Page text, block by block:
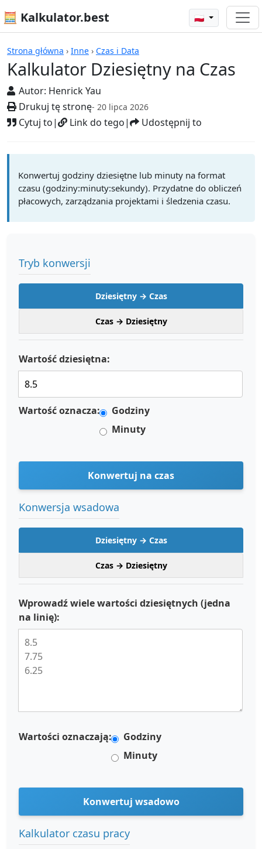
🧮 Kalkulator.best 🇵🇱
Strona główna › Inne › Czas i Data
Kalkulator Dziesiętny na Czas
Autor: Henrick Yau
Drukuj tę stronę- 20 lipca 2026
Cytuj to| Link do tego| Udostępnij to
Kalkulatory
Konwertuj godziny dziesiętne lub minuty na format
czasu (godziny:minuty:sekundy). Przydatne do obliczeń
płacowych, zarządzania projektami i śledzenia czasu.
Tryb konwersji
Dziesiętny → Czas
Czas → Dziesiętny
Wartość dziesiętna:
Wartość oznacza:
Godziny
Minuty
Konwertuj na czas
Konwersja wsadowa
Dziesiętny → Czas
Czas → Dziesiętny
Wprowadź wiele wartości dziesiętnych (jedna
na linię):
Wartości oznaczają:
Godziny
Minuty
Konwertuj wsadowo
Kalkulator czasu pracy